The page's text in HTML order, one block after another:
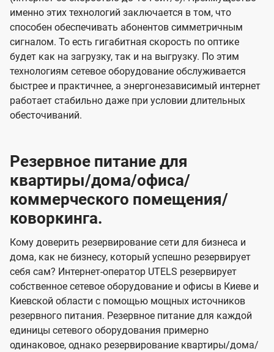
именно этих технологий заключается в том, что
способен обеспечивать абонентов симметричным
сигналом. То есть гигабитная скорость по оптике
будет как на загрузку, так и на выгрузку. По этим
технологиям сетевое оборудование обслуживается
быстрее и практичнее, а энергонезависимый интернет
работает стабильно даже при условии длительных
обесточиваний.
Резервное питание для
квартиры/дома/офиса/
коммерческого помещения/
коворкинга.
Кому доверить резервирование сети для бизнеса и
дома, как не бизнесу, который успешно резервирует
себя сам? Интернет-оператор UTELS резервирует
собственное сетевое оборудование и офисы в Киеве и
Киевской области с помощью мощных источников
резервного питания. Резервное питание для каждой
единицы сетевого оборудования примерно
одинаковое, однако резервирование квартиры/дома/